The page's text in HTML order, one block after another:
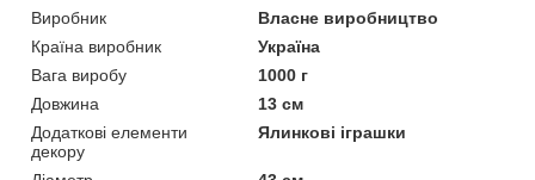
Виробник
Власне виробництво
Країна виробник
Україна
Вага виробу
1000 г
Довжина
13 см
Додаткові елементи
декору
Ялинкові іграшки